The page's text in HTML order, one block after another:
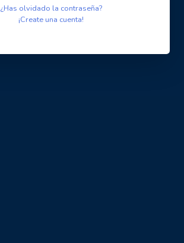
¿Has olvidado la contraseña?
¡Create una cuenta!